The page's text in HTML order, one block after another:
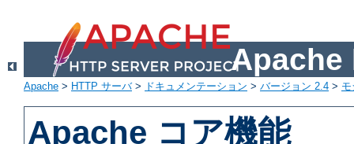
Apache
Apache > HTTP サーバ> ドキュメンテーション > バージョン 2.4 >
Apache コア機能